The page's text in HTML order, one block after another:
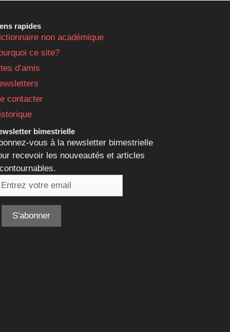
rapides
non académique
ce site?
d’amis
contacter
bimestrielle
vous à la newsletter bimestrielle
recevoir les nouveautés et articles